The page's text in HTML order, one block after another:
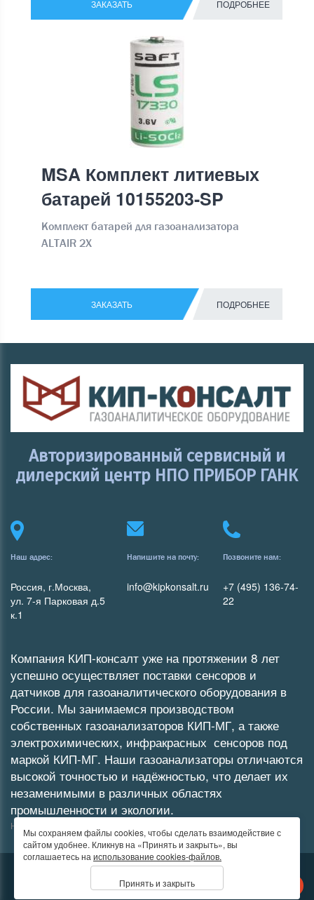
ЗАКАЗАТЬ ПОДРОБНЕЕ
MSA Комплект литиевых
батарей 10155203-SP
Комплект батарей для газоанализатора
ALTAIR 2X
ЗАКАЗАТЬ ПОДРОБНЕЕ
Авторизированный сервисный и
дилерский центр НПО ПРИБОР ГАНК
Компания КИП-консалт уже на протяжении 8 лет
успешно осуществляет поставки сенсоров и
датчиков для газоаналитического оборудования в
России. Мы занимаемся производством
собственных газоанализаторов КИП-МГ, а также
электрохимических, инфракрасных сенсоров под
маркой КИП-МГ. Наши газоанализаторы отличаются
высокой точностью и надёжностью, что делает их
незаменимыми в различных областях
промышленности и экологии.
Не является публичной офертой
Наш адрес:
Россия, г.Москва,
ул. 7-я Парковая д.5
к.1
Напишите на почту:
info@kipkonsalt.ru
Позвоните нам:
+7 (495) 136-74-
22
информационный характер.
Мы сохраняем файлы cookies, чтобы сделать взаимодействие с
сайтом удобнее. Кликнув на «Принять и закрыть», вы
соглашаетесь на использование cookies-файлов.
Принять и закрытьБыстро с 1С-Битрикс